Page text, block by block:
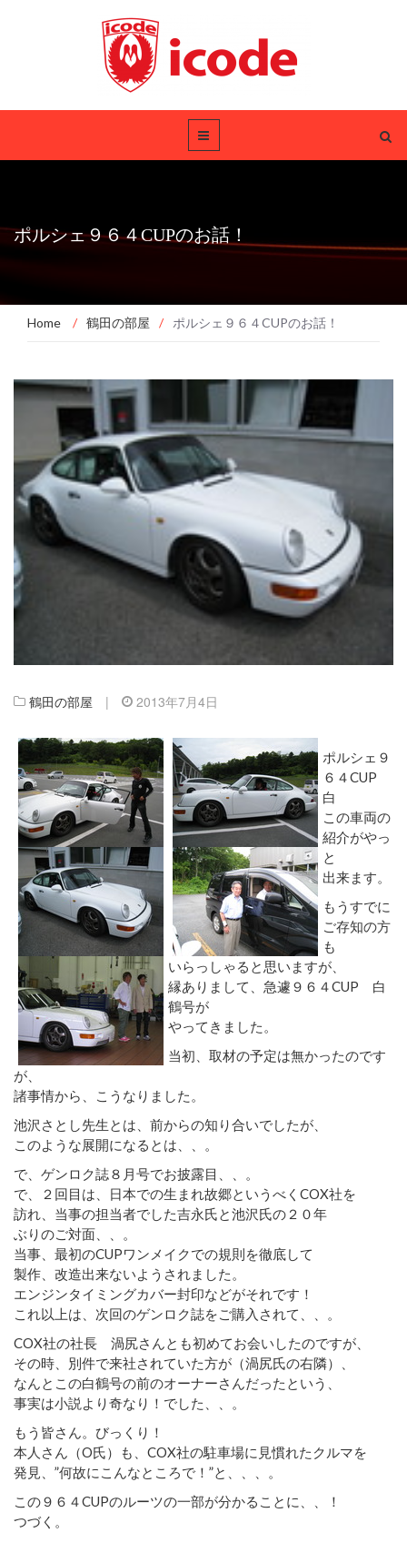
ポルシェ９６４CUPのお話！
Home / 鶴田の部屋 / ポルシェ９６４CUPのお話！
鶴田の部屋 | 2013年7月4日
ポルシェ９
６４CUP
白
この車両の
紹介がやっ
と
出来ます。
もうすでに
ご存知の方
も
いらっしゃると思いますが、
縁ありまして、急遽９６４CUP 白
鶴号が
やってきました。
当初、取材の予定は無かったのです
が、
諸事情から、こうなりました。
池沢さとし先生とは、前からの知り合いでしたが、
このような展開になるとは、、。
で、ゲンロク誌８月号でお披露目、、。
で、２回目は、日本での生まれ故郷というべくCOX社を
訪れ、当事の担当者でした吉永氏と池沢氏の２０年
ぶりのご対面、、。
当事、最初のCUPワンメイクでの規則を徹底して
製作、改造出来ないようされました。
エンジンタイミングカバー封印などがそれです！
これ以上は、次回のゲンロク誌をご購入されて、、。
COX社の社長 渦尻さんとも初めてお会いしたのですが、
その時、別件で来社されていた方が（渦尻氏の右隣）、
なんとこの白鶴号の前のオーナーさんだったという、
事実は小説より奇なり！でした、、。
もう皆さん。びっくり！
本人さん（O氏）も、COX社の駐車場に見慣れたクルマを
発見、”何故にこんなところで！”と、、、。
この９６４CUPのルーツの一部が分かることに、、！
つづく。